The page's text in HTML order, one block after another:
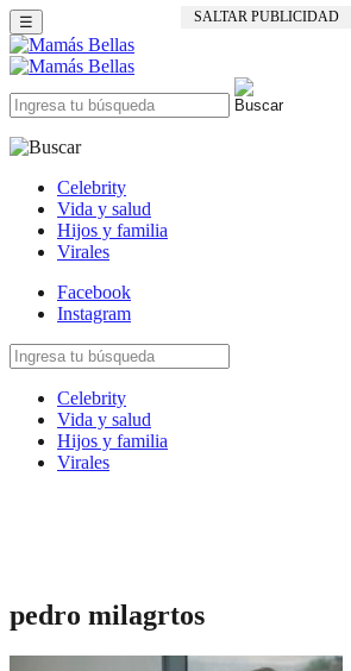
SALTAR PUBLICIDAD
☰
Celebrity
Vida y salud
Hijos y familia
Virales
Facebook
Instagram
Celebrity
Vida y salud
Hijos y familia
Virales
pedro milagrtos